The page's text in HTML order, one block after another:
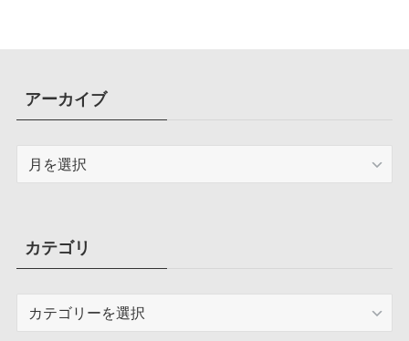
アーカイブ
ブカテゴリ